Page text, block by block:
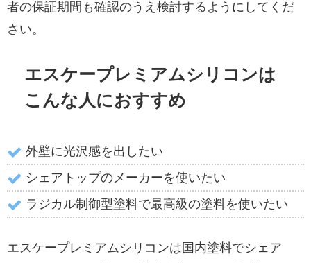
者の保証期間も確認のうえ検討するようにしてくだ
さい。
エスケープレミアムシリコンは
こんな人におすすめ
外壁に光沢感を出したい
シェアトップのメーカーを使いたい
ラジカル制御型塗料で最高級の塗料を使いたい
エスケープレミアムシリコンは国内塗料でシェア